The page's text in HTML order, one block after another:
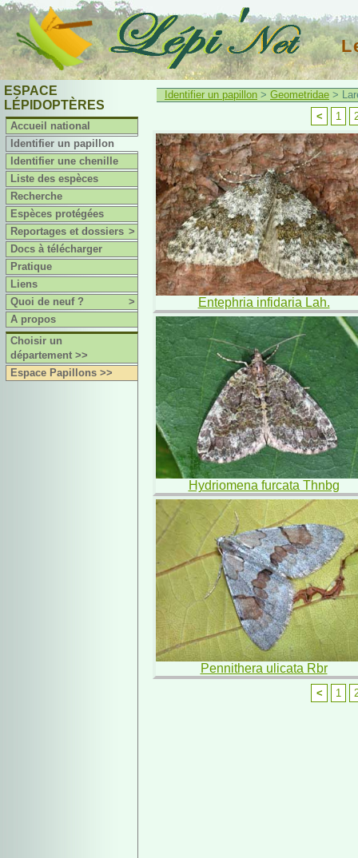
ESPACE
LÉPIDOPTÈRES
Accueil national
Identifier un papillon
Identifier une chenille
Liste des espèces
Recherche
Espèces protégées
Reportages et dossiers >
Docs à télécharger
Pratique
Liens
Quoi de neuf ?
>
A propos
Choisir un
département >>
Espace Papillons >>
Identifier un papillon > Geometridae >
<
1
Entephria infidaria Lah.
Hydriomena furcata Thnbg
Pennithera ulicata Rbr
< 1